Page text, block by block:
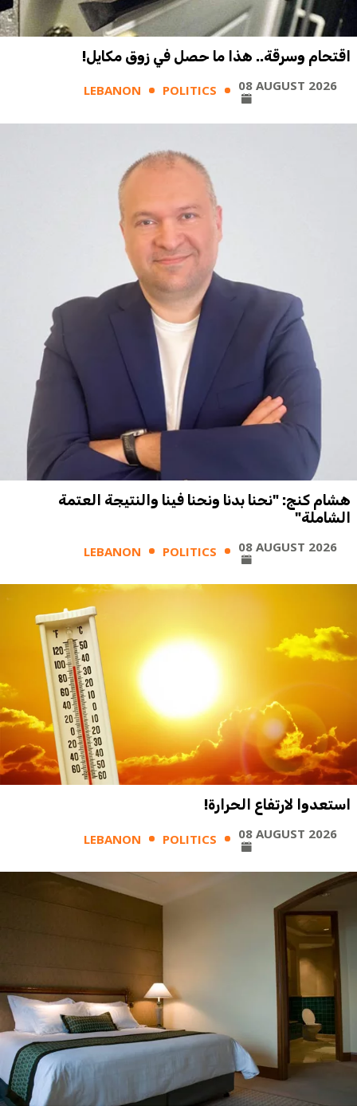
اقتحام وسرقة.. هذا ما حصل في زوق مكايل!
LEBANON POLITICS 08 AUGUST 2026
هشام كنج: "نحنا بدنا ونحنا فينا والنتيجة العتمة
الشاملة"
LEBANON POLITICS 08 AUGUST 2026
استعدوا لارتفاع الحرارة!
LEBANON POLITICS 08 AUGUST 2026